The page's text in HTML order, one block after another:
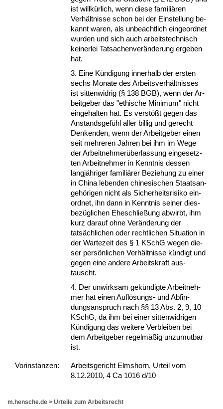
ist willkürlich, wenn die­se fa­mi­liären
Verhält­nis­se schon bei der Ein­stel­lung be­
kannt wa­ren, als un­be­acht­lich ein­ge­ord­net
wur­den und sich auch ar­beits­tech­nisch
kei­ner­lei Tat­sa­chen­verände­rung er­ge­ben
hat.
3. Ei­ne Kündi­gung in­ner­halb der ers­ten
sechs Mo­na­te des Ar­beits­verhält­nis­ses
ist sit­ten­wid­rig (§ 138 BGB), wenn der Ar­
beit­ge­ber das "ethi­sche Mi­ni­mum" nicht
ein­ge­hal­ten hat. Es verstößt ge­gen das
An­stands­gefühl al­ler bil­lig und ge­recht
Den­ken­den, wenn der Ar­beit­ge­ber ei­nen
seit meh­re­ren Jah­ren bei ihm im We­ge
der Ar­beit­neh­merüber­las­sung ein­ge­setz­
ten Ar­beit­neh­mer in Kennt­nis des­sen
langjähri­ger fa­mi­liärer Be­zie­hung zu ei­ner
in Chi­na le­ben­den chi­ne­si­schen Staats­an­
gehöri­gen nicht als Si­cher­heits­ri­si­ko ein­
ord­net, ihn dann in Kennt­nis sei­ner dies­
bezügli­chen Ehe­sch­ließung ab­wirbt, ihm
kurz dar­auf oh­ne Verände­rung der
tatsächli­chen oder recht­li­chen Si­tua­ti­on in
der War­te­zeit des § 1 KSchG we­gen die­
ser persönli­chen Verhält­nis­se kündigt und
ge­gen ei­ne an­de­re Ar­beits­kraft aus­
tauscht.
4. Der un­wirk­sam gekündig­te Ar­beit­neh­
mer hat ei­nen Auflösungs- und Ab­fin­
dungs­an­spruch nach §§ 13 Abs. 2, 9, 10
KSchG, da ihm bei ei­ner sit­ten­wid­ri­gen
Kündi­gung das wei­te­re Ver­blei­ben bei
dem Ar­beit­ge­ber re­gelmäßig un­zu­mut­bar
ist.
Vor­ins­tan­zen:
Arbeitsgericht Elmshorn, Urteil vom
8.12.2010, 4 Ca 1016 d/10
m.hensche.de > Urteile zum Arbeitsrecht